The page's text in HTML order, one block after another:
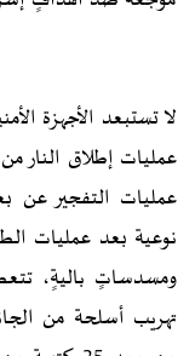
لا تستبعد الأجهزة
عمليات إطلاق النار
عمليات التفجير عن
نوعية بعد عمليات
ومسدساتٍ باليةٍ،
تهريب أسلحة من